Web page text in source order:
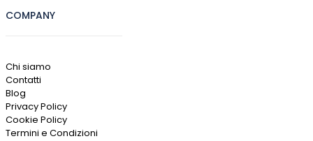
COMPANY
Chi siamo
Contatti
Blog
Privacy Policy
Cookie Policy
Termini e Condizioni